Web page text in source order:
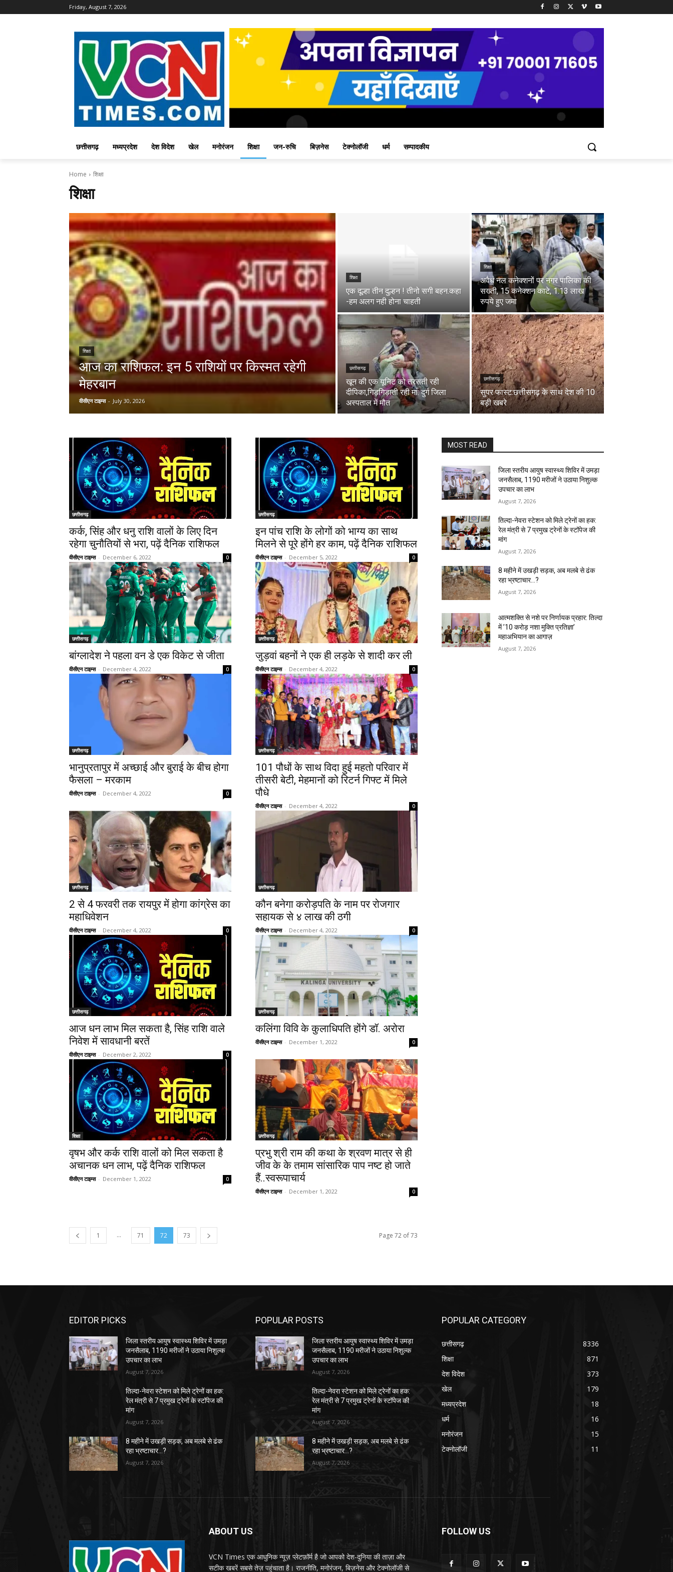
Friday, August 7, 2026
छत्तीसगढ़ मध्यप्रदेश देश विदेश खेल मनोरंजन शिक्षा जन-रुचि बिज़नेस टेक्नोलॉजी धर्म सम्पादकीय
Home शिक्षा
शिक्षा
शिक्षा
आज का राशिफल: इन 5 राशियों पर किस्मत रहेगी
मेहरबान
वीसीएन टाइम्स - July 30, 2026
शिक्षा
एक दूल्हा तीन दुल्हन ! तीनो सगी बहन.कहा
-हम अलग नही होना चाहती
शिक्षा
अवैध नल कनेक्शनों पर नगर पालिका की
सख्ती, 15 कनेक्शन काटे, 1.13 लाख
रुपये हुए जमा
छत्तीसगढ़
खून की एक यूनिट को तरसती रही
दीपिका,गिड़गिड़ाती रही मां: दुर्ग जिला
अस्पताल में मौत
छत्तीसगढ़
सुपर फास्ट:छत्तीसगढ़ के साथ देश की 10
बड़ी खबरे
छत्तीसगढ़
कर्क, सिंंह और धनु राशि वालों के लिए दिन
रहेगा चुनौतियों से भरा, पढ़ें दैनिक राशिफल
वीसीएन टाइम्स - December 6, 2022 0
छत्तीसगढ़
इन पांच राशि के लोगों को भाग्य का साथ
मिलने से पूरे होंगे हर काम, पढ़ें दैनिक राशिफल
वीसीएन टाइम्स - December 5, 2022 0
छत्तीसगढ़
बांग्लादेश ने पहला वन डे एक विकेट से जीता
वीसीएन टाइम्स - December 4, 2022 0
छत्तीसगढ़
जुड़वां बहनों ने एक ही लड़के से शादी कर ली
वीसीएन टाइम्स - December 4, 2022 0
छत्तीसगढ़
भानुप्रतापुर में अच्छाई और बुराई के बीच होगा
फैसला – मरकाम
वीसीएन टाइम्स - December 4, 2022 0
छत्तीसगढ़
101 पौधों के साथ विदा हुई महतो परिवार में
तीसरी बेटी, मेहमानों को रिटर्न गिफ्ट में मिले
पौधे
वीसीएन टाइम्स - December 4, 2022 0
छत्तीसगढ़
2 से 4 फरवरी तक रायपुर में होगा कांग्रेस का
महाधिवेशन
वीसीएन टाइम्स - December 4, 2022 0
छत्तीसगढ़
कौन बनेगा करोड़पति के नाम पर रोजगार
सहायक से ४ लाख की ठगी
वीसीएन टाइम्स - December 4, 2022 0
छत्तीसगढ़
आज धन लाभ मिल सकता है, सिंह राशि वाले
निवेश में सावधानी बरतें
वीसीएन टाइम्स - December 2, 2022 0
छत्तीसगढ़
कलिंगा विवि के कुलाधिपति होंगे डॉ. अरोरा
वीसीएन टाइम्स - December 1, 2022 0
शिक्षा
वृषभ और कर्क राशि वालों को मिल सकता है
अचानक धन लाभ, पढ़ें दैनिक राशिफल
वीसीएन टाइम्स - December 1, 2022 0
छत्तीसगढ़
प्रभु श्री राम की कथा के श्रवण मात्र से ही
जीव के के तमाम सांसारिक पाप नष्ट हो जाते
हैं..स्वरूपाचार्य
वीसीएन टाइम्स - December 1, 2022 0
1 ... 71 72 73 Page 72 of 73
MOST READ
जिला स्तरीय आयुष स्वास्थ्य शिविर में उमड़ा
जनसैलाब, 1190 मरीजों ने उठाया निशुल्क
उपचार का लाभ
August 7, 2026
तिल्दा-नेवरा स्टेशन को मिले ट्रेनों का हक:
रेल मंत्री से 7 प्रमुख ट्रेनों के स्टॉपेज की
मांग
August 7, 2026
8 महीने में उखड़ी सड़क, अब मलबे से ढंक
रहा भ्रष्टाचार…?
August 7, 2026
आत्मशक्ति से नशे पर निर्णायक प्रहार: तिल्दा
में ’10 करोड़ नशा मुक्ति प्रतिज्ञा’
महाअभियान का आगाज़
August 7, 2026
EDITOR PICKS
जिला स्तरीय आयुष स्वास्थ्य शिविर में उमड़ा
जनसैलाब, 1190 मरीजों ने उठाया निशुल्क
उपचार का लाभ
August 7, 2026
तिल्दा-नेवरा स्टेशन को मिले ट्रेनों का हक:
रेल मंत्री से 7 प्रमुख ट्रेनों के स्टॉपेज की
मांग
August 7, 2026
8 महीने में उखड़ी सड़क, अब मलबे से ढंक
रहा भ्रष्टाचार…?
August 7, 2026
POPULAR POSTS
जिला स्तरीय आयुष स्वास्थ्य शिविर में उमड़ा
जनसैलाब, 1190 मरीजों ने उठाया निशुल्क
उपचार का लाभ
August 7, 2026
तिल्दा-नेवरा स्टेशन को मिले ट्रेनों का हक:
रेल मंत्री से 7 प्रमुख ट्रेनों के स्टॉपेज की
मांग
August 7, 2026
8 महीने में उखड़ी सड़क, अब मलबे से ढंक
रहा भ्रष्टाचार…?
August 7, 2026
POPULAR CATEGORY
छत्तीसगढ़
8336
शिक्षा
871
देश विदेश
373
खेल
179
मध्यप्रदेश
18
धर्म
16
मनोरंजन
15
टेक्नोलॉजी
11
ABOUT US
VCN Times एक आधुनिक न्यूज़ प्लेटफ़ॉर्म है जो आपको देश-दुनिया की ताज़ा और
सटीक खबरें सबसे तेज़ पहुंचाता है। राजनीति, मनोरंजन, बिज़नेस और टेक्नोलॉजी से
FOLLOW US